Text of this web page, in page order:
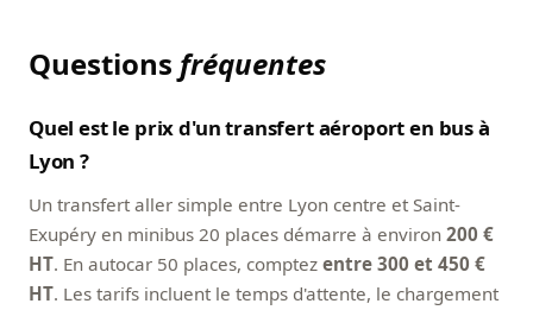
Questions fréquentes
Quel est le prix d'un transfert aéroport en bus à
Lyon ?
Un transfert aller simple entre Lyon centre et Saint-
Exupéry en minibus 20 places démarre à environ 200 €
HT. En autocar 50 places, comptez entre 300 et 450 €
HT. Les tarifs incluent le temps d'attente, le chargement